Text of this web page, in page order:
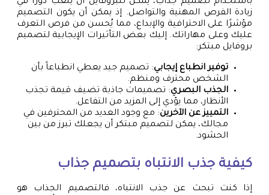
باستخدام تصميم جذاب، يمكن للبروفايل أن يلعب دورًا في
زيادة الفرص المهنية والتواصل. إذ يمكن أن يكون التصميم
مؤشرًا على الاحترافية والإبداع، مما يُحسن من فرص التعرف
عليك وعلى مهاراتك. إليك بعض التأثيرات الإيجابية لتصميم
بروفايل مبتكر:
توفير انطباع إيجابي: تصميم جيد يعطي انطباعاً بأن
الشخص محترف ومنظم.
الجذب البصري: تصميمات جاذبة تضيف قيمة تجذب
الأنظار، مما يؤدي إلى المزيد من التفاعل.
التمييز عن الآخرين: مع وجود العديد من المحترفين في
مجالك، يمكن لتصميم مبتكر أن يجعلك تبرز من بين
الحشود.
كيفية جذب الانتباه بتصميم جذاب
إذا كنت تبحث عن جذب الانتباه، فالتصميم الجذاب هو